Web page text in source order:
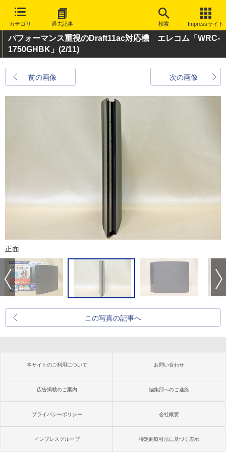
カテゴリ 過去記事 検索 Impressサイト
パフォーマンス重視のDraft11ac対応機 エレコム「WRC-
1750GHBK」 (2/11)
前の画像 次の画像
正面
この写真の記事へ
本サイトのご利用について お問い合わせ
広告掲載のご案内 編集部へのご連絡
プライバシーポリシー 会社概要
インプレスグループ 特定商取引法に基づく表示